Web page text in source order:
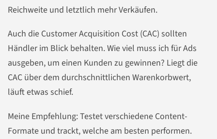
Reichweite und letztlich mehr Verkäufen.
Auch die Customer Acquisition Cost (CAC) sollten
Händler im Blick behalten. Wie viel muss ich für Ads
ausgeben, um einen Kunden zu gewinnen? Liegt die
CAC über dem durchschnittlichen Warenkorbwert,
läuft etwas schief.
Meine Empfehlung: Testet verschiedene Content-
Formate und trackt, welche am besten performen.